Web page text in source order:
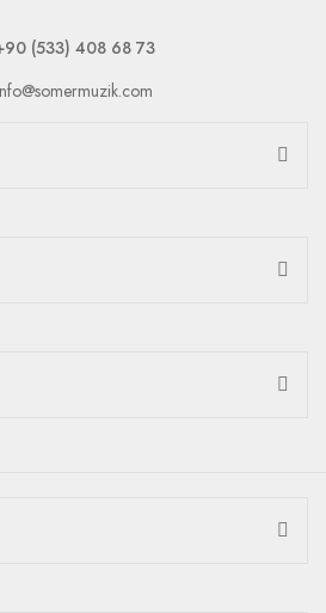
(533) 408 68 73